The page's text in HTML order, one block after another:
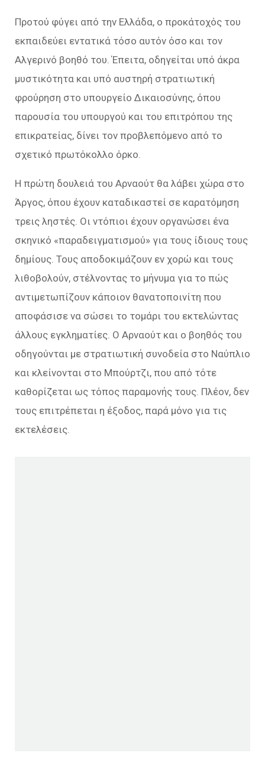
Προτού φύγει από την Ελλάδα, ο προκάτοχός του
εκπαιδεύει εντατικά τόσο αυτόν όσο και τον
Αλγερινό βοηθό του. Έπειτα, οδηγείται υπό άκρα
μυστικότητα και υπό αυστηρή στρατιωτική
φρούρηση στο υπουργείο Δικαιοσύνης, όπου
παρουσία του υπουργού και του επιτρόπου της
επικρατείας, δίνει τον προβλεπόμενο από το
σχετικό πρωτόκολλο όρκο.
Η πρώτη δουλειά του Αρναούτ θα λάβει χώρα στο
Άργος, όπου έχουν καταδικαστεί σε καρατόμηση
τρεις ληστές. Οι ντόπιοι έχουν οργανώσει ένα
σκηνικό «παραδειγματισμού» για τους ίδιους τους
δημίους. Τους αποδοκιμάζουν εν χορώ και τους
λιθοβολούν, στέλνοντας το μήνυμα για το πώς
αντιμετωπίζουν κάποιον θανατοποινίτη που
αποφάσισε να σώσει το τομάρι του εκτελώντας
άλλους εγκληματίες. Ο Αρναούτ και ο βοηθός του
οδηγούνται με στρατιωτική συνοδεία στο Ναύπλιο
και κλείνονται στο Μπούρτζι, που από τότε
καθορίζεται ως τόπος παραμονής τους. Πλέον, δεν
τους επιτρέπεται η έξοδος, παρά μόνο για τις
εκτελέσεις.